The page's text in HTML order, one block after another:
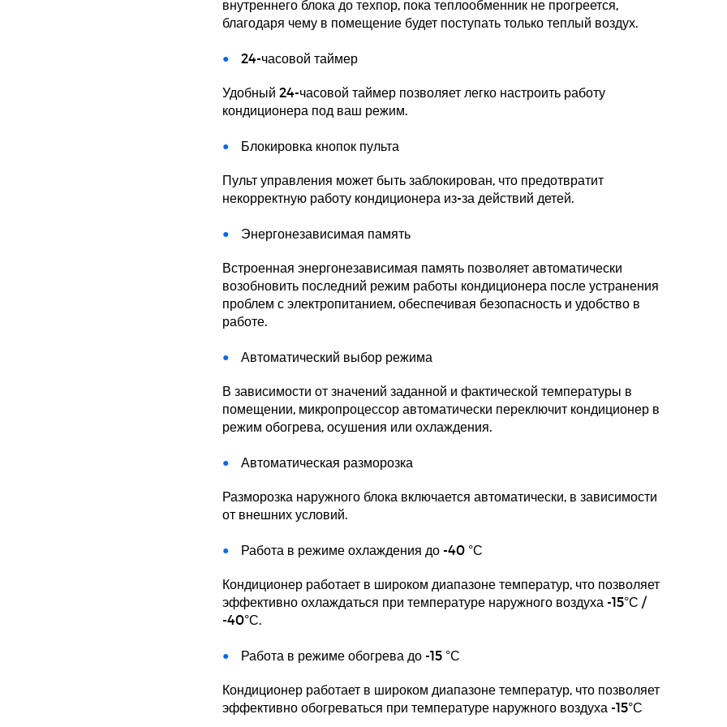
внутреннего блока до техпор, пока теплообменник не прогреется,
благодаря чему в помещение будет поступать только теплый воздух.
24-часовой таймер
Удобный 24-часовой таймер позволяет легко настроить работу
кондиционера под ваш режим.
Блокировка кнопок пульта
Пульт управления может быть заблокирован, что предотвратит
некорректную работу кондиционера из-за действий детей.
Энергонезависимая память
Встроенная энергонезависимая память позволяет автоматически
возобновить последний режим работы кондиционера после устранения
проблем с электропитанием, обеспечивая безопасность и удобство в
работе.
Автоматический выбор режима
В зависимости от значений заданной и фактической температуры в
помещении, микропроцессор автоматически переключит кондиционер в
режим обогрева, осушения или охлаждения.
Автоматическая разморозка
Разморозка наружного блока включается автоматически, в зависимости
от внешних условий.
Работа в режиме охлаждения до -40 °С
Кондиционер работает в широком диапазоне температур, что позволяет
эффективно охлаждаться при температуре наружного воздуха -15°С /
-40°С.
Работа в режиме обогрева до -15 °С
Кондиционер работает в широком диапазоне температур, что позволяет
эффективно обогреваться при температуре наружного воздуха -15°С